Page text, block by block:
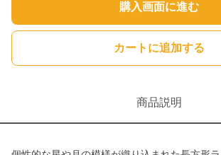
購入画面に進む
カートに追加する
商品説明